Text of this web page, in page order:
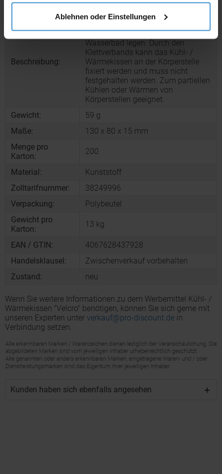
Ablehnen oder Einstellungen
Beschreibung:
Kühlschrank oder in ein heißes
Wasserbad legen. Durch den
Klettverbands kann das Kühl- /
Wärmekissen an der Körperstelle
fixiert werden und muss nicht
festgehalten werden. Zum partiellen
Kühlen oder Wärmen von
Körperstellen geeignet.
Gewicht:
59 g
Maße:
130 x 80 x 15 mm
Menge pro
Karton:
200
Material:
Kunststoff
Zolltarifnummer:
38249996
Verpackung:
Polybeutel
Gewicht pro
Karton:
13 kg
EAN / GTIN:
4067628437928
Handelsklausel:
Zwischenverkauf vorbehalten
Zustand:
neu
Wenn Sie weitere Informationen zu dem Werbemittel Kühl- /
Wärmekissen "Velcro" benötigen, können Sie sich gerne mit
unseren Experten unter verkauf@pro-discount.de in
Verbindung setzen.
Kunden haben sich ebenfalls angesehen